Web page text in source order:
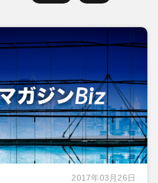
2017年03月26日